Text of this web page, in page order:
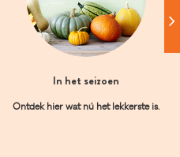
In het seizoen
Ontdek hier wat nú het lekkerste is.